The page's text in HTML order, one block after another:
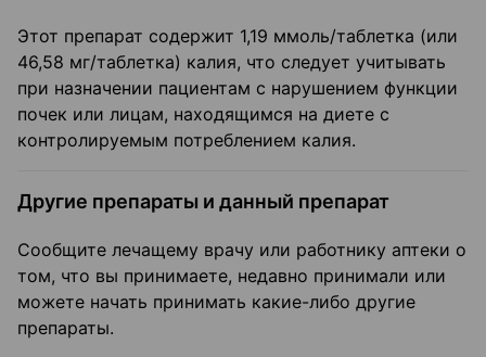
Этот препарат содержит 1,19 ммоль/таблетка (или
46,58 мг/таблетка) калия, что следует учитывать
при назначении пациентам с нарушением функции
почек или лицам, находящимся на диете с
контролируемым потреблением калия.
Другие препараты и данный препарат
Сообщите лечащему врачу или работнику аптеки о
том, что вы принимаете, недавно принимали или
можете начать принимать какие-либо другие
препараты.